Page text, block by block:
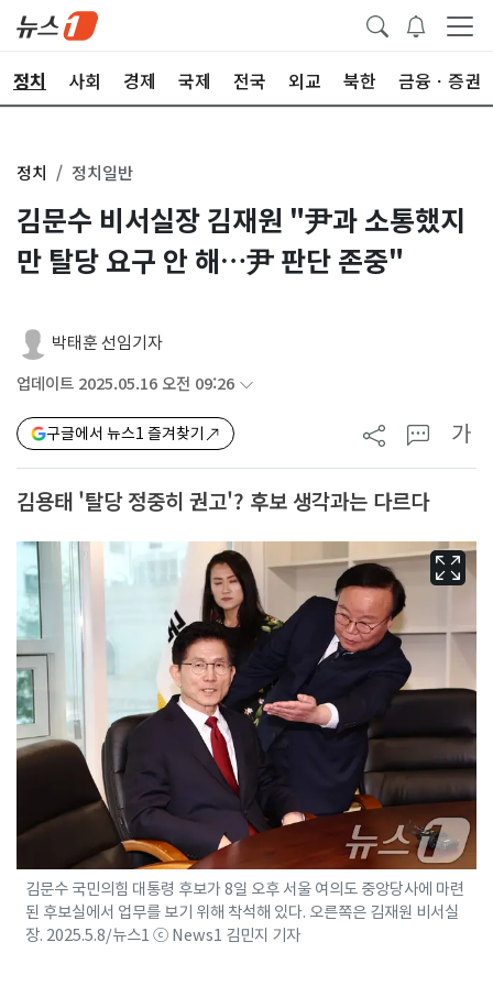
정치 사회 경제 국제 전국 외교 북한 금융ㆍ증권
정치 정치일반
김문수 비서실장 김재원 "尹과 소통했지
만 탈당 요구 안 해…尹 판단 존중"
박태훈 선임기자
업데이트 2025.05.16 오전 09:26
구글에서 뉴스1 즐겨찾기 가
김용태 '탈당 정중히 권고'? 후보 생각과는 다르다
김문수 국민의힘 대통령 후보가 8일 오후 서울 여의도 중앙당사에 마련
된 후보실에서 업무를 보기 위해 착석해 있다. 오른쪽은 김재원 비서실
장. 2025.5.8/뉴스1 ⓒ News1 김민지 기자